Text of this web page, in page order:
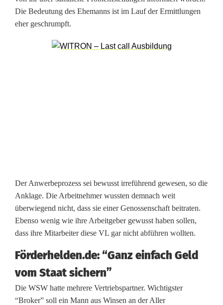
n
3
,
5
M
i
l
l
Die Bedeutung des Ehemanns ist im Lauf der Ermittlungen
eher geschrumpft.
Der Anwerbeprozess sei bewusst irreführend gewesen, so die
Anklage. Die Arbeitnehmer wussten demnach weit
überwiegend nicht, dass sie einer Genossenschaft beitraten.
Ebenso wenig wie ihre Arbeitgeber gewusst haben sollen,
dass ihre Mitarbeiter diese VL gar nicht abführen wollten.
Förderhelden.de: “Ganz einfach Geld
vom Staat sichern”
Die WSW hatte mehrere Vertriebspartner. Wichtigster
“Broker” soll ein Mann aus Winsen an der Aller